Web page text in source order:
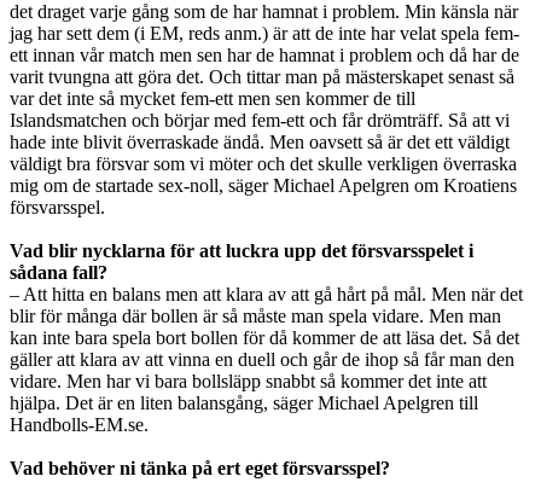
det draget varje gång som de har hamnat i problem. Min känsla när
jag har sett dem (i EM, reds anm.) är att de inte har velat spela fem-
ett innan vår match men sen har de hamnat i problem och då har de
varit tvungna att göra det. Och tittar man på mästerskapet senast så
var det inte så mycket fem-ett men sen kommer de till
Islandsmatchen och börjar med fem-ett och får drömträff. Så att vi
hade inte blivit överraskade ändå. Men oavsett så är det ett väldigt
väldigt bra försvar som vi möter och det skulle verkligen överraska
mig om de startade sex-noll, säger Michael Apelgren om Kroatiens
försvarsspel.
Vad blir nycklarna för att luckra upp det försvarsspelet i
sådana fall?
– Att hitta en balans men att klara av att gå hårt på mål. Men när det
blir för många där bollen är så måste man spela vidare. Men man
kan inte bara spela bort bollen för då kommer de att läsa det. Så det
gäller att klara av att vinna en duell och går de ihop så får man den
vidare. Men har vi bara bollsläpp snabbt så kommer det inte att
hjälpa. Det är en liten balansgång, säger Michael Apelgren till
Handbolls-EM.se.
Vad behöver ni tänka på ert eget försvarsspel?